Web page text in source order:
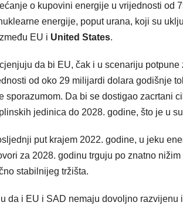
o kupovini energije u vrijednosti od
energije, poput urana, koji su
EU i United States.
da bi EU, čak i u scenariju
od oko 29 milijardi dolara godišnje
sporazumom. Da bi se dostigao zacrtani
jedinica do 2028. godine, što je u
put krajem 2022. godine, u jeku
za 2028. godinu trguju po znatno
stabilnijeg tržišta.
da i EU i SAD nemaju dovoljno razvijenu